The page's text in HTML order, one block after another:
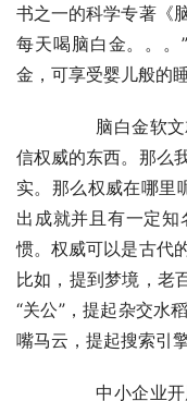
书之一的科学专著《
每天喝脑白金。。。
金，可享受婴儿般的
信权威的东西。那么
实。那么权威在哪里
出成就并且有一定
惯。权威可以是古代
比如，提到梦境，老
“关公”，提起杂交水
嘴马云，提起搜索引